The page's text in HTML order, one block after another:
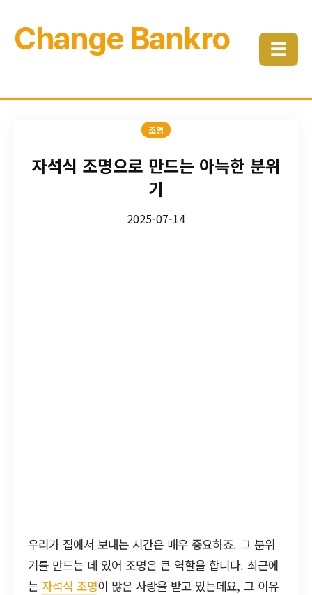
Change Bankro ☰
조명
자석식 조명으로 만드는 아늑한 분위
기
2025-07-14
우리가 집에서 보내는 시간은 매우 중요하죠. 그 분위
기를 만드는 데 있어 조명은 큰 역할을 합니다. 최근에
는 자석식 조명이 많은 사랑을 받고 있는데요, 그 이유